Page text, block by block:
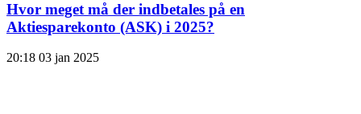
Hvor meget må der indbetales på en
Aktiesparekonto (ASK) i 2025?
20:18 03 jan 2025